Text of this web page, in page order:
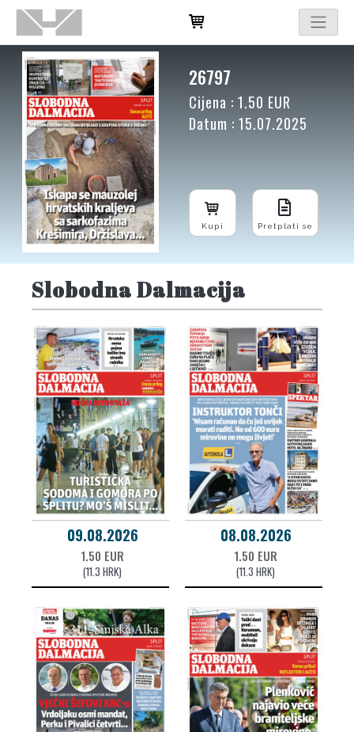
26797
Cijena : 1.50 EUR
Datum : 15.07.2025
Kupi Pretplati se
Slobodna Dalmacija
09.08.2026
1.50 EUR
(11.3 HRK)
08.08.2026
1.50 EUR
(11.3 HRK)